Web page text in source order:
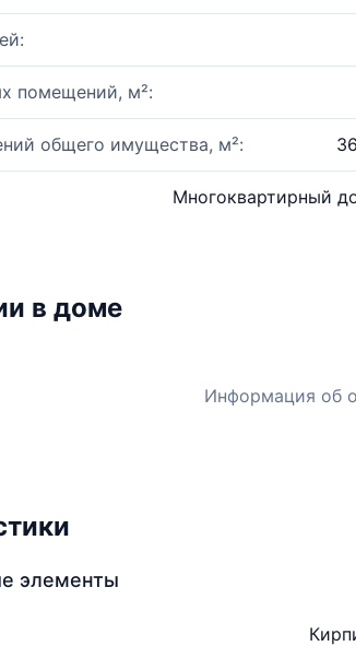
помещений, м²:
общего имущества, м²:
Многоквартирный
в доме
Информация об
элементы